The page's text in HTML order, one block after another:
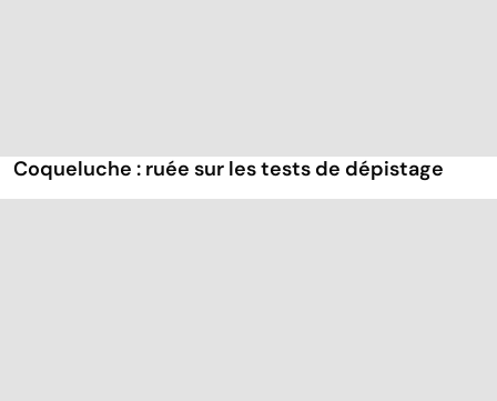
Coqueluche : ruée sur les tests de dépistage